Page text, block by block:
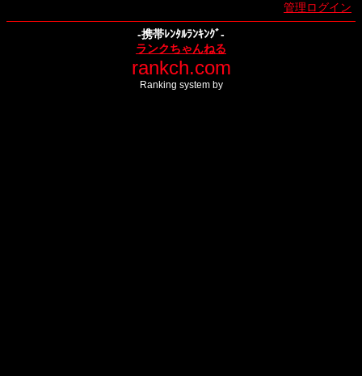
管理ログイン
-携帯ﾚﾝﾀﾙﾗﾝｷﾝｸﾞ-
ランクちゃんねる
rankch.com
Ranking system by